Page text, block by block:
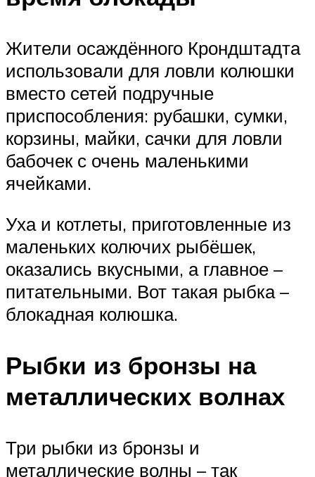
Жители осаждённого Крондштадта
использовали для ловли колюшки
вместо сетей подручные
приспособления: рубашки, сумки,
корзины, майки, сачки для ловли
бабочек с очень маленькими
ячейками.
Уха и котлеты, приготовленные из
маленьких колючих рыбёшек,
оказались вкусными, а главное –
питательными. Вот такая рыбка –
блокадная колюшка.
Рыбки из бронзы на
металлических волнах
Три рыбки из бронзы и
металлические волны – так